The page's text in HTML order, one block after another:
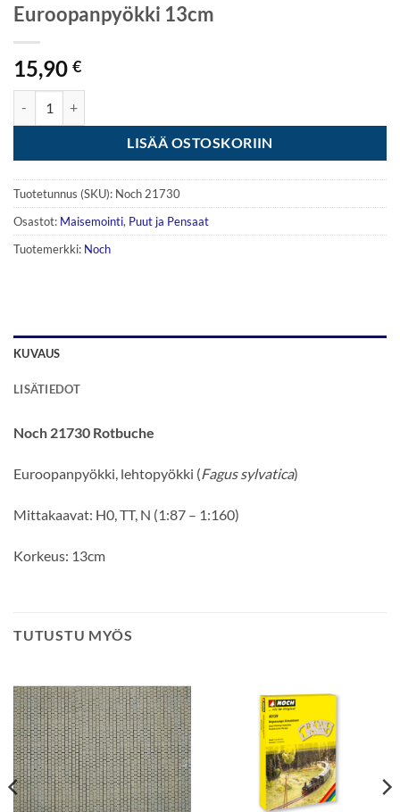
Euroopanpyökki 13cm
15,90 €
LISÄÄ OSTOSKORIIN
Tuotetunnus (SKU): Noch 21730
Osastot: Maisemointi, Puut ja Pensaat
Tuotemerkki: Noch
KUVAUS
LISÄTIEDOT
Noch 21730 Rotbuche
Euroopanpyökki, lehtopyökki (Fagus sylvatica)
Mittakaavat: H0, TT, N (1:87 – 1:160)
Korkeus: 13cm
TUTUSTU MYÖS